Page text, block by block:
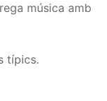
música amb
típics.